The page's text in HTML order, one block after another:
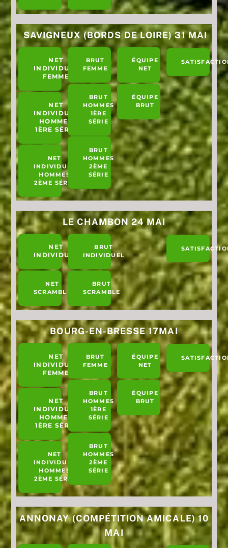
SAVIGNEUX (BORDS DE LOIRE) 31 MAI
NET
INDIVIDUEL
FEMME
NET
INDIVIDUEL
HOMMES
1ÈRE SÉRIE
NET
INDIVIDUEL
HOMMES
2ÈME SÉRIE
BRUT
FEMME
BRUT
HOMMES
1ÈRE
SÉRIE
BRUT
HOMMES
2ÈME
SÉRIE
ÉQUIPE
NET
ÉQUIPE
BRUT
LE CHAMBON 24 MAI
NET
INDIVIDUEL
NET
SCRAMBLE
BRUT
INDIVIDUEL
BRUT
SCRAMBLE
BOURG-EN-BRESSE 17MAI
NET
INDIVIDUEL
FEMME
NET
INDIVIDUEL
HOMMES
1ÈRE SÉRIE
NET
INDIVIDUEL
HOMMES
2ÈME SÉRIE
BRUT
FEMME
BRUT
HOMMES
1ÈRE
SÉRIE
BRUT
HOMMES
2ÈME
SÉRIE
ÉQUIPE
NET
ÉQUIPE
BRUT
ANNONAY (COMPÉTITION AMICALE) 10
MAI